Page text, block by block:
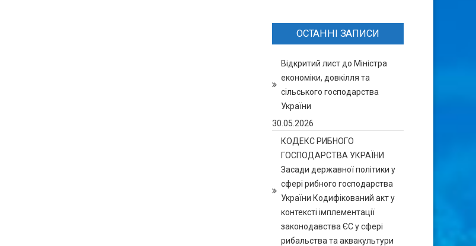
ОСТАННІ ЗАПИСИ
Відкритий лист до Міністра
економіки, довкілля та
сільського господарства
України
30.05.2026
КОДЕКС РИБНОГО
ГОСПОДАРСТВА УКРАЇНИ
Засади державної політики у
сфері рибного господарства
України Кодифікований акт у
контексті імплементації
законодавства ЄС у сфері
рибальства та аквакультури